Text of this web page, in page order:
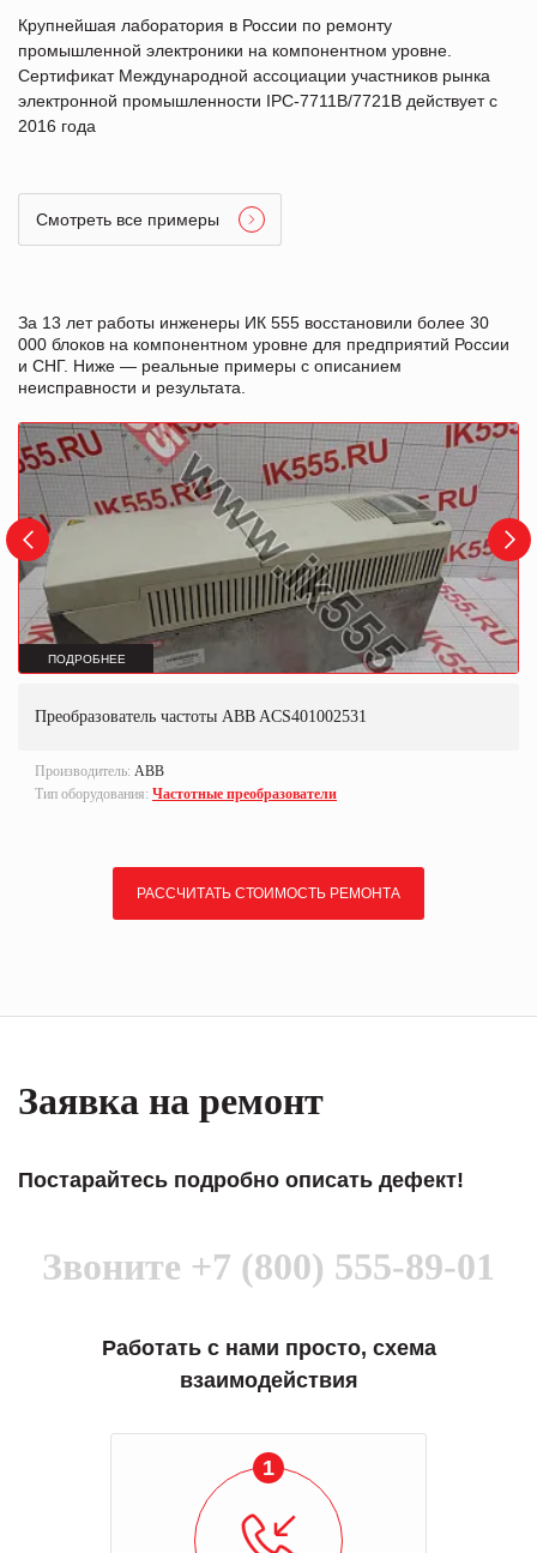
Крупнейшая лаборатория в России по ремонту
промышленной электроники на компонентном уровне.
Сертификат Международной ассоциации участников рынка
электронной промышленности IPC-7711B/7721B действует с
2016 года
Смотреть все примеры
За 13 лет работы инженеры ИК 555 восстановили более 30
000 блоков на компонентном уровне для предприятий России
и СНГ. Ниже — реальные примеры с описанием
неисправности и результата.
ПОДРОБНЕЕ
Преобразователь частоты ABB ACS401002531
Производитель: ABB
Тип оборудования: Частотные преобразователи
РАССЧИТАТЬ СТОИМОСТЬ РЕМОНТА
Заявка на ремонт
Постарайтесь подробно описать дефект!
Звоните +7 (800) 555-89-01
Работать с нами просто, схема
взаимодействия
1